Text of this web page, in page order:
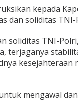
kepada
dan soliditas
soliditas TNI-
terjaganya
kesejahteraan
mengawal